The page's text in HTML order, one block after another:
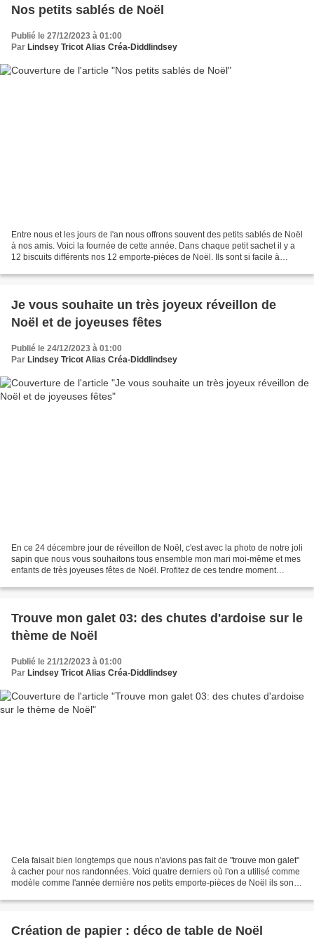
Nos petits sablés de Noël
Publié le 27/12/2023 à 01:00
Par Lindsey Tricot Alias Créa-Diddlindsey
Entre nous et les jours de l'an nous offrons souvent des petits sablés de Noël
à nos amis. Voici la fournée de cette année. Dans chaque petit sachet il y a
12 biscuits différents nos 12 emporte-pièces de Noël. Ils sont si facile à
Je vous souhaite un très joyeux réveillon de
Noël et de joyeuses fêtes
Publié le 24/12/2023 à 01:00
Par Lindsey Tricot Alias Créa-Diddlindsey
En ce 24 décembre jour de réveillon de Noël, c'est avec la photo de notre joli
sapin que nous vous souhaitons tous ensemble mon mari moi-même et mes
enfants de très joyeuses fêtes de Noël. Profitez de ces tendre moment
Trouve mon galet 03: des chutes d'ardoise sur le
thème de Noël
Publié le 21/12/2023 à 01:00
Par Lindsey Tricot Alias Créa-Diddlindsey
Cela faisait bien longtemps que nous n'avions pas fait de "trouve mon galet"
à cacher pour nos randonnées. Voici quatre derniers où l'on a utilisé comme
modèle comme l'année dernière nos petits emporte-pièces de Noël ils sont
Création de papier : déco de table de Noël